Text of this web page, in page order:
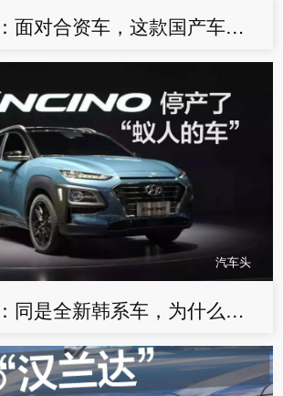
豆车一分钟：面对合资车，这款国产车要怎样弯道超车
汽车头
豆车一分钟：同是全新韩系车，为什么一个停产，一个卖得不错？